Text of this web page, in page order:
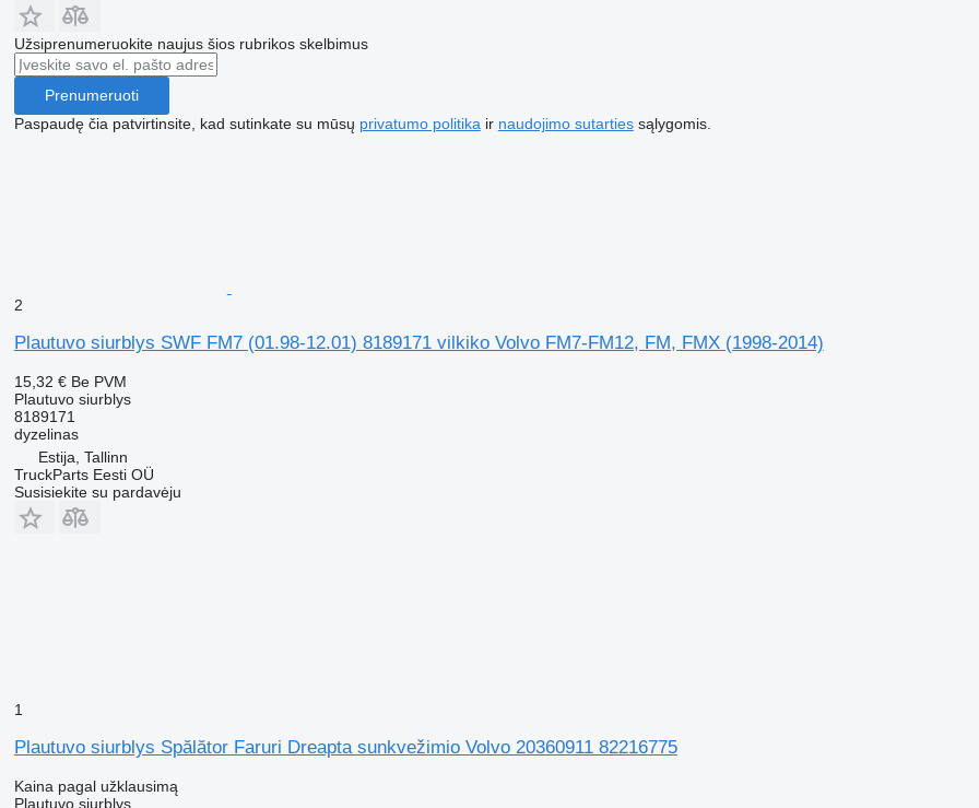
Užsiprenumeruokite naujus šios rubrikos skelbimus
Prenumeruoti
Paspaudę čia patvirtinsite, kad sutinkate su mūsų privatumo politika ir naudojimo sutartiessąlygomis.
2
Plautuvo siurblys SWF FM7 (01.98-12.01) 8189171 vilkiko Volvo FM7-FM12, FM, FMX (1998-2014)
15,32 € Be PVM
Plautuvo siurblys
8189171
dyzelinas
Estija, Tallinn
TruckParts Eesti OÜ
Susisiekite su pardavėju
1
Plautuvo siurblys Spălător Faruri Dreapta sunkvežimio Volvo 20360911 82216775
Kaina pagal užklausimą
Plautuvo siurblys